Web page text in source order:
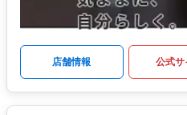
店舗情報 公式サ